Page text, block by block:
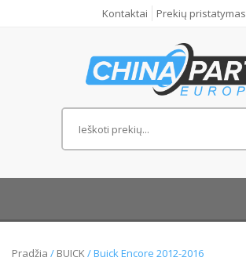
Kontaktai Prekių pristatymas
Pradžia / BUICK/ Buick Encore 2012-2016